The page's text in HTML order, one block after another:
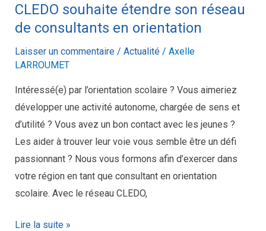
CLEDO souhaite étendre son réseau
de consultants en orientation
Laisser un commentaire / Actualité/ Axelle
LARROUMET
Intéressé(e) par l’orientation scolaire ? Vous aimeriez
développer une activité autonome, chargée de sens et
d’utilité ? Vous avez un bon contact avec les jeunes ?
Les aider à trouver leur voie vous semble être un défi
passionnant ? Nous vous formons afin d’exercer dans
votre région en tant que consultant en orientation
scolaire. Avec le réseau CLEDO,
consultants
en
Lire la suite »